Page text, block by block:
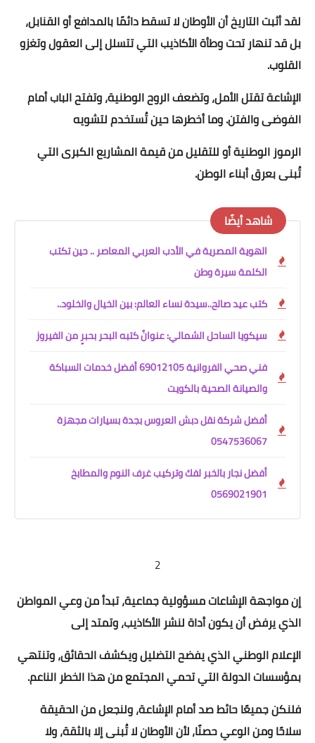
القلوب.
الفوضى والفتن. وما أخطرها حين تُستخدم لتشويه
تُبنى بعرق أبناء الوطن.
شاهد أيضًا
الهوية المصرية في الأدب العربي المعاصر .. حين تكتب
الكلمة سيرة وطن
كتب عيد صالح..سيدة نساء العالم: بين الخيال والخلود..
سيكويا الساحل الشمالي: عنوانٌ كتبه البحر بحبرٍ من الفيروز
فني صحي الفروانية 69012105 أفضل خدمات السباكة
والصيانة الصحية بالكويت
أفضل شركة نقل دبش العروس بجدة بسيارات مجهزة
0547536067
أفضل نجار بالخبر لفك وتركيب غرف النوم والمطابخ
0569021901
2
الذي يرفض أن يكون أداة لنشر الأكاذيب، وتمتد إلى
بمؤسسات الدولة التي تحمي المجتمع من هذا الخطر الناعم.
سلاحًا ومن الوعي حصنًا، لأن الأوطان لا تُبنى إلا بالثقة، ولا